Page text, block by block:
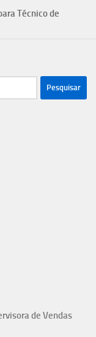
Técnico de
de Vendas